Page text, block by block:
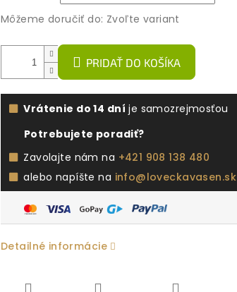
Môžeme doručiť do: Zvoľte variant
PRIDAŤ DO KOŠÍKA
Vrátenie do 14 dní je samozrejmosťou
Potrebujete poradiť?
Zavolajte nám na +421 908 138 480
alebo napíšte na info@loveckavasen.sk
Detailné informácie